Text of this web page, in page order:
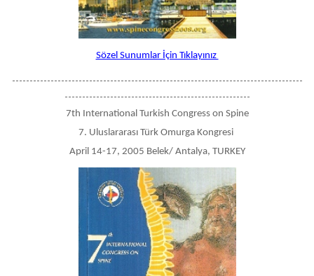
Sözel Sunumlar İçin Tıklayınız
-----------------------------------------------------------------------------------
-----------------------------------------------------
7th International Turkish Congress on Spine
7. Uluslararası Türk Omurga Kongresi
April 14-17, 2005 Belek/ Antalya, TURKEY